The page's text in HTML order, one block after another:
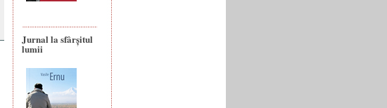
Jurnal la sfârșitul
lumii